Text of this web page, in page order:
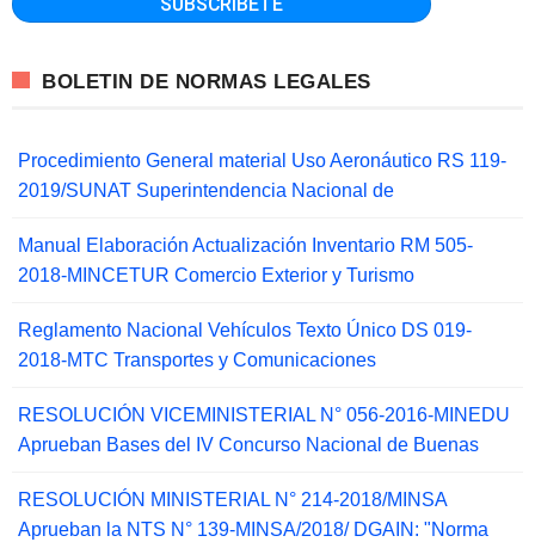
BOLETIN DE NORMAS LEGALES
Procedimiento General material Uso Aeronáutico RS 119-
2019/SUNAT Superintendencia Nacional de
Manual Elaboración Actualización Inventario RM 505-
2018-MINCETUR Comercio Exterior y Turismo
Reglamento Nacional Vehículos Texto Único DS 019-
2018-MTC Transportes y Comunicaciones
RESOLUCIÓN VICEMINISTERIAL N° 056-2016-MINEDU
Aprueban Bases del IV Concurso Nacional de Buenas
RESOLUCIÓN MINISTERIAL N° 214-2018/MINSA
Aprueban la NTS N° 139-MINSA/2018/ DGAIN: "Norma